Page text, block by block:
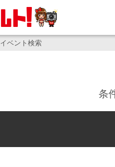
イベント検索
条